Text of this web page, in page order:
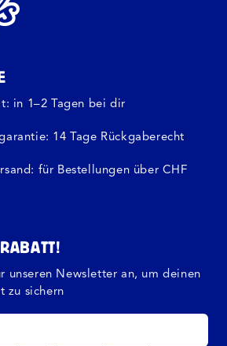
in 1–2 Tagen bei dir
14 Tage Rückgaberecht
für Bestellungen über CHF
unseren Newsletter an, um deinen
zu sichern